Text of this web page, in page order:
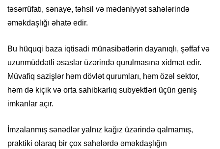
təsərrüfatı, sənaye, təhsil və mədəniyyət sahələrində
əməkdaşlığı əhatə edir.
Bu hüquqi baza iqtisadi münasibətlərin dayanıqlı, şəffaf və
uzunmüddətli əsaslar üzərində qurulmasına xidmət edir.
Müvafiq sazişlər həm dövlət qurumları, həm özəl sektor,
həm də kiçik və orta sahibkarlıq subyektləri üçün geniş
imkanlar açır.
İmzalanmış sənədlər yalnız kağız üzərində qalmamış,
praktiki olaraq bir çox sahələrdə əməkdaşlığın